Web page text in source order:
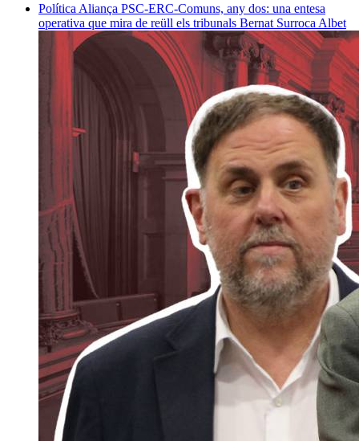
Política Aliança PSC-ERC-Comuns, any dos: una entesa
operativa que mira de reüll els tribunals Bernat Surroca Albet